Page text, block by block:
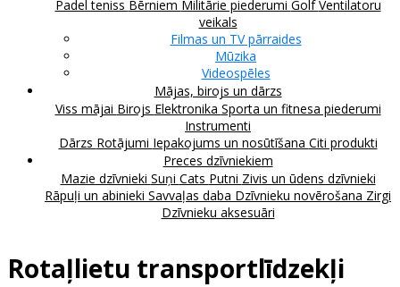
Padel teniss Bērniem Militārie piederumi GolfVentilatoru
veikals
Filmas un TV pārraides
Mūzika
Videospēles
Mājas, birojs un dārzs
Viss mājai Birojs Elektronika Sporta un fitnesa piederumi
Instrumenti
Dārzs Rotājumi Iepakojums un nosūtīšana Citi produkti
Preces dzīvniekiem
Mazie dzīvnieki Suņi Cats Putni Zivis un ūdens dzīvnieki
Rāpuļi un abinieki Savvaļas daba Dzīvnieku novērošana Zirgi
Dzīvnieku aksesuāri
Rotaļlietu transportlīdzekļi